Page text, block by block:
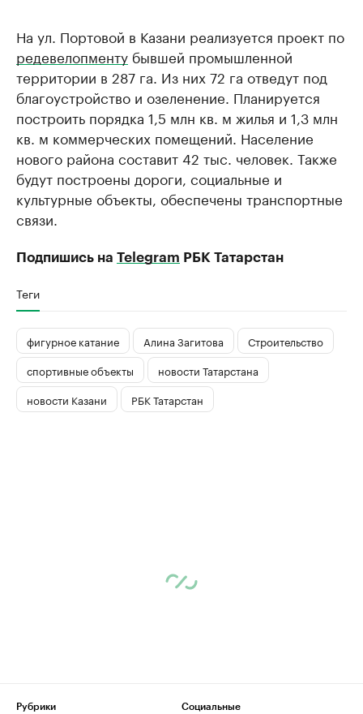
На ул. Портовой в Казани реализуется проект по
редевелопменту бывшей промышленной
территории в 287 га. Из них 72 га отведут под
благоустройство и озеленение. Планируется
построить порядка 1,5 млн кв. м жилья и 1,3 млн
кв. м коммерческих помещений. Население
нового района составит 42 тыс. человек. Также
будут построены дороги, социальные и
культурные объекты, обеспечены транспортные
связи.
Подпишись на Telegram РБК Татарстан
Теги
фигурное катание Алина Загитова
Строительство
спортивные объекты
новости Татарстана
новости Казани
РБК Татарстан
Рубрики
Социальные